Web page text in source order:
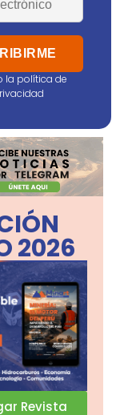
la política de
2026
Revista